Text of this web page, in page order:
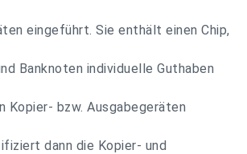
eingeführt. Sie enthält einen Chip,
Banknoten individuelle Guthaben
Kopier- bzw. Ausgabegeräten
dann die Kopier- und